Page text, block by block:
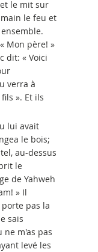
le mit sur
le feu et
Mon père! »
dit: « Voici
verra à
». Et ils
lui avait
le bois;
au-dessus
le
de Yahweh
» Il
porte pas la
sais
m'as pas
levé les